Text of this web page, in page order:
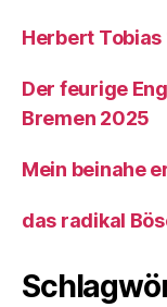
Herbert
Der feurige
Bremen 2025
Mein beinahe
das radikal